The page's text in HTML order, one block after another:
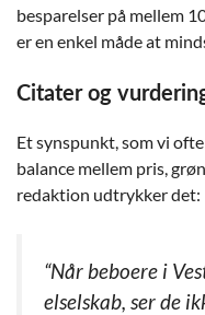
besparelser på mellem
er en enkel måde at
Citater og
Et synspunkt, som vi
balance mellem pris,
redaktion udtrykker det:
“Når beboere i
elselskab, ser de